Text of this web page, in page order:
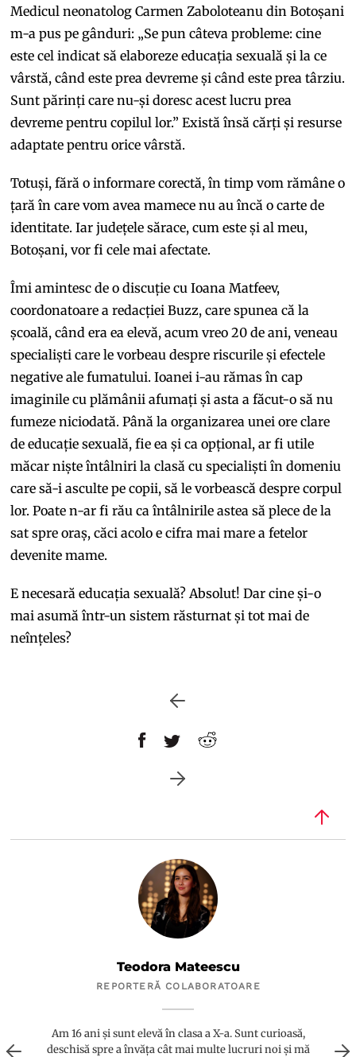
Medicul neonatolog Carmen Zaboloteanu din Botoșani
m-a pus pe gânduri: „Se pun câteva probleme: cine
este cel indicat să elaboreze educația sexuală și la ce
vârstă, când este prea devreme și când este prea târziu.
Sunt părinți care nu-și doresc acest lucru prea
devreme pentru copilul lor.” Există însă cărți și resurse
adaptate pentru orice vârstă.
Totuși, fără o informare corectă, în timp vom rămâne o
țară în care vom avea mamece nu au încă o carte de
identitate. Iar județele sărace, cum este și al meu,
Botoșani, vor fi cele mai afectate.
Îmi amintesc de o discuție cu Ioana Matfeev,
coordonatoare a redacției Buzz, care spunea că la
școală, când era ea elevă, acum vreo 20 de ani, veneau
specialiști care le vorbeau despre riscurile și efectele
negative ale fumatului. Ioanei i-au rămas în cap
imaginile cu plămânii afumați și asta a făcut-o să nu
fumeze niciodată. Până la organizarea unei ore clare
de educație sexuală, fie ea și ca opțional, ar fi utile
măcar niște întâlniri la clasă cu specialiști în domeniu
care să-i asculte pe copii, să le vorbească despre corpul
lor. Poate n-ar fi rău ca întâlnirile astea să plece de la
sat spre oraș, căci acolo e cifra mai mare a fetelor
devenite mame.
E necesară educația sexuală? Absolut! Dar cine și-o
mai asumă într-un sistem răsturnat și tot mai de
neînțeles?
Teodora Mateescu
REPORTERĂ COLABORATOARE
Am 16 ani și sunt elevă în clasa a X-a. Sunt curioasă,
deschisă spre a învăța cât mai multe lucruri noi și mă